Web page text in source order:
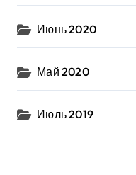
Июнь 2020
Май 2020
Июль 2019